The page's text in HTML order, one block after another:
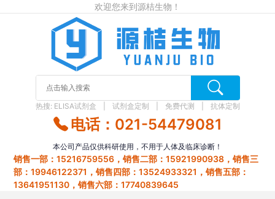
欢迎您来到源桔生物！
热搜: ELISA试剂盒 试剂盒定制 免费代测 抗体定制
电话：021-54479081
本公司产品仅供科研使用，不用于人体及临床诊断！
销售一部：15216759556，销售二部：15921990938，销售三
部：19946122371，销售四部：13524933321，销售五部：
13641951130，销售六部：17740839645